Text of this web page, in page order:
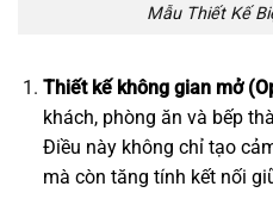
Mẫu Thiết Kế
Thiết kế không gian mở
khách, phòng ăn và bếp
Điều này không chỉ tạo
mà còn tăng tính kết nối